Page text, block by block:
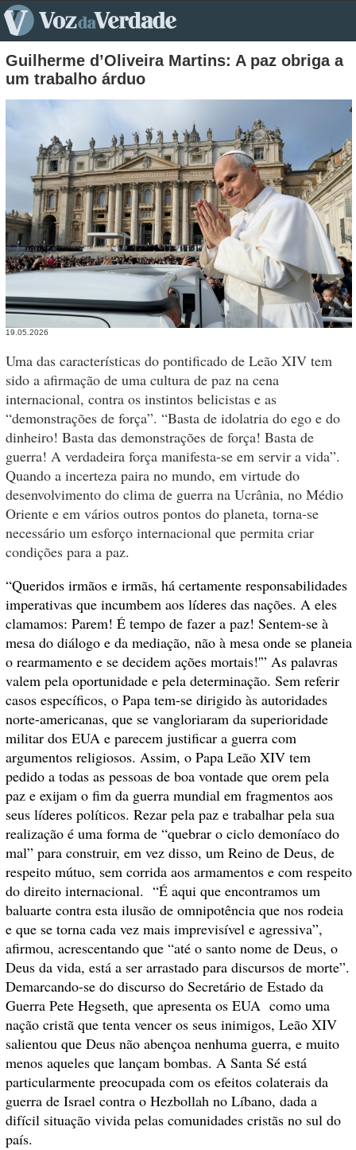
Guilherme d’Oliveira Martins: A paz obriga a
um trabalho árduo
19.05.2026
Uma das características do pontificado de Leão XIV tem
sido a afirmação de uma cultura de paz na cena
internacional, contra os instintos belicistas e as
“demonstrações de força”. “Basta de idolatria do ego e do
dinheiro! Basta das demonstrações de força! Basta de
guerra! A verdadeira força manifesta-se em servir a vida”.
Quando a incerteza paira no mundo, em virtude do
desenvolvimento do clima de guerra na Ucrânia, no Médio
Oriente e em vários outros pontos do planeta, torna-se
necessário um esforço internacional que permita criar
condições para a paz.
“Queridos irmãos e irmãs, há certamente responsabilidades
imperativas que incumbem aos líderes das nações. A eles
clamamos: Parem! É tempo de fazer a paz! Sentem-se à
mesa do diálogo e da mediação, não à mesa onde se planeia
o rearmamento e se decidem ações mortais!'” As palavras
valem pela oportunidade e pela determinação. Sem referir
casos específicos, o Papa tem-se dirigido às autoridades
norte-americanas, que se vangloriaram da superioridade
militar dos EUA e parecem justificar a guerra com
argumentos religiosos. Assim, o Papa Leão XIV tem
pedido a todas as pessoas de boa vontade que orem pela
paz e exijam o fim da guerra mundial em fragmentos aos
seus líderes políticos. Rezar pela paz e trabalhar pela sua
realização é uma forma de “quebrar o ciclo demoníaco do
mal” para construir, em vez disso, um Reino de Deus, de
respeito mútuo, sem corrida aos armamentos e com respeito
do direito internacional. “É aqui que encontramos um
baluarte contra esta ilusão de omnipotência que nos rodeia
e que se torna cada vez mais imprevisível e agressiva”,
afirmou, acrescentando que “até o santo nome de Deus, o
Deus da vida, está a ser arrastado para discursos de morte”.
Demarcando-se do discurso do Secretário de Estado da
Guerra Pete Hegseth, que apresenta os EUA como uma
nação cristã que tenta vencer os seus inimigos, Leão XIV
salientou que Deus não abençoa nenhuma guerra, e muito
menos aqueles que lançam bombas. A Santa Sé está
particularmente preocupada com os efeitos colaterais da
guerra de Israel contra o Hezbollah no Líbano, dada a
difícil situação vivida pelas comunidades cristãs no sul do
país.